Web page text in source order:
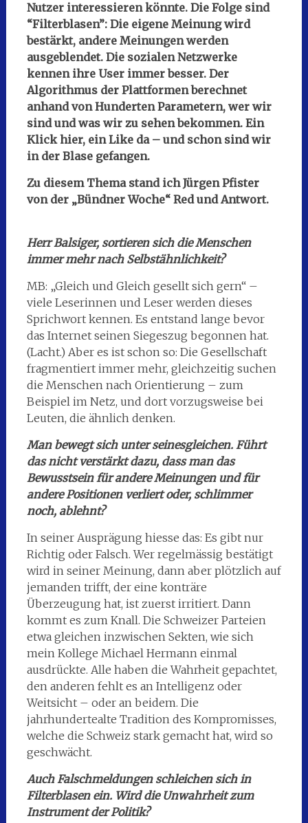
Nutzer interessieren könnte. Die Folge sind
“Filterblasen”: Die eigene Meinung wird
bestärkt, andere Meinungen werden
ausgeblendet. Die sozialen Netzwerke
kennen ihre User immer besser. Der
Algorithmus der Plattformen berechnet
anhand von Hunderten Parametern, wer wir
sind und was wir zu sehen bekommen. Ein
Klick hier, ein Like da – und schon sind wir
in der Blase gefangen.
Zu diesem Thema stand ich Jürgen Pfister
von der „Bündner Woche“ Red und Antwort.
Herr Balsiger, sortieren sich die Menschen
immer mehr nach Selbstähnlichkeit?
MB: „Gleich und Gleich gesellt sich gern“ –
viele Leserinnen und Leser werden dieses
Sprichwort kennen. Es entstand lange bevor
das Internet seinen Siegeszug begonnen hat.
(Lacht.) Aber es ist schon so: Die Gesellschaft
fragmentiert immer mehr, gleichzeitig suchen
die Menschen nach Orientierung – zum
Beispiel im Netz, und dort vorzugsweise bei
Leuten, die ähnlich denken.
Man bewegt sich unter seinesgleichen. Führt
das nicht verstärkt dazu, dass man das
Bewusstsein für andere Meinungen und für
andere Positionen verliert oder, schlimmer
noch, ablehnt?
In seiner Ausprägung hiesse das: Es gibt nur
Richtig oder Falsch. Wer regelmässig bestätigt
wird in seiner Meinung, dann aber plötzlich auf
jemanden trifft, der eine konträre
Überzeugung hat, ist zuerst irritiert. Dann
kommt es zum Knall. Die Schweizer Parteien
etwa gleichen inzwischen Sekten, wie sich
mein Kollege Michael Hermann einmal
ausdrückte. Alle haben die Wahrheit gepachtet,
den anderen fehlt es an Intelligenz oder
Weitsicht – oder an beidem. Die
jahrhundertealte Tradition des Kompromisses,
welche die Schweiz stark gemacht hat, wird so
geschwächt.
Auch Falschmeldungen schleichen sich in
Filterblasen ein. Wird die Unwahrheit zum
Instrument der Politik?